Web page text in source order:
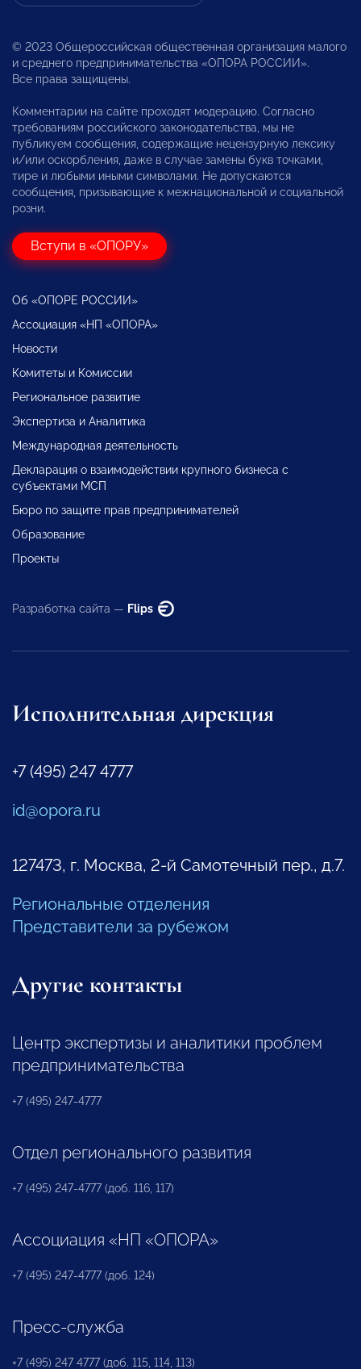
© 2023 Общероссийская общественная организация малого
и среднего предпринимательства «ОПОРА РОССИИ».
Все права защищены.
Комментарии на сайте проходят модерацию. Согласно
требованиям российского законодательства, мы не
публикуем сообщения, содержащие нецензурную лексику
и/или оскорбления, даже в случае замены букв точками,
тире и любыми иными символами. Не допускаются
сообщения, призывающие к межнациональной и социальной
розни.
Вступи в «ОПОРУ»
Об «ОПОРЕ РОССИИ»
Ассоциация «НП «ОПОРА»
Новости
Комитеты и Комиссии
Региональное развитие
Экспертиза и Аналитика
Международная деятельность
Декларация о взаимодействии крупного бизнеса с
субъектами МСП
Бюро по защите прав предпринимателей
Образование
Проекты
Разработка сайта — Flips
Исполнительная дирекция
+7 (495) 247 4777
id@opora.ru
127473, г. Москва, 2-й Самотечный пер., д.7.
Региональные отделения
Представители за рубежом
Другие контакты
Центр экспертизы и аналитики проблем
предпринимательства
+7 (495) 247-4777
Отдел регионального развития
+7 (495) 247-4777 (доб. 116, 117)
Ассоциация «НП «ОПОРА»
+7 (495) 247-4777 (доб. 124)
Пресс-служба
+7 (495) 247 4777 (доб. 115, 114, 113)